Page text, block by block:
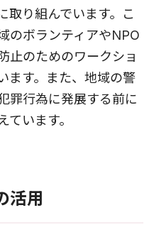
取り組んでいます。こ
のボランティアやNPO
止のためのワークショ
ます。また、地域の警
罪行為に発展する前に
います。
活用